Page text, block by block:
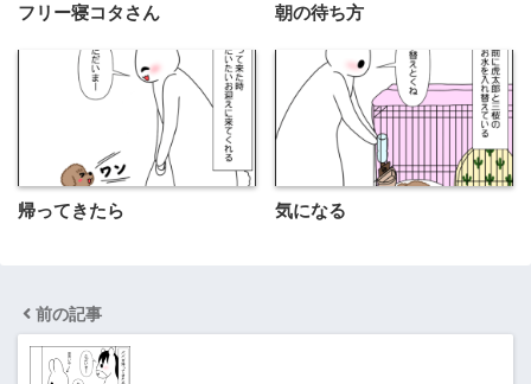
フリー寝コタさん 朝の待ち方
帰ってきたら 気になる
前の記事